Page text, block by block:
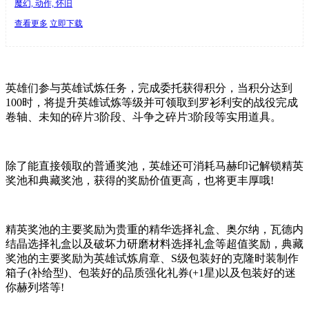
魔幻, 动作, 怀旧
查看更多 立即下载
英雄们参与英雄试炼任务，完成委托获得积分，当积分达到
100时，将提升英雄试炼等级并可领取到罗衫利安的战役完成
卷轴、未知的碎片3阶段、斗争之碎片3阶段等实用道具。
除了能直接领取的普通奖池，英雄还可消耗马赫印记解锁精英
奖池和典藏奖池，获得的奖励价值更高，也将更丰厚哦!
精英奖池的主要奖励为贵重的精华选择礼盒、奥尔纳，瓦德内
结晶选择礼盒以及破坏力研磨材料选择礼盒等超值奖励，典藏
奖池的主要奖励为英雄试炼肩章、S级包装好的克隆时装制作
箱子(补给型)、包装好的品质强化礼券(+1星)以及包装好的迷
你赫列塔等!